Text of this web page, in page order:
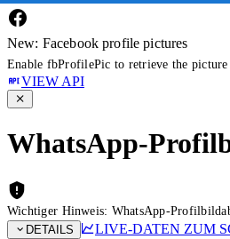
New: Facebook profile pictures
Enable fbProfilePic to retrieve the picture
VIEW API
WhatsApp-
Wichtiger Hinweis: WhatsApp-
DETAILS
LIVE-DATEN ZUM